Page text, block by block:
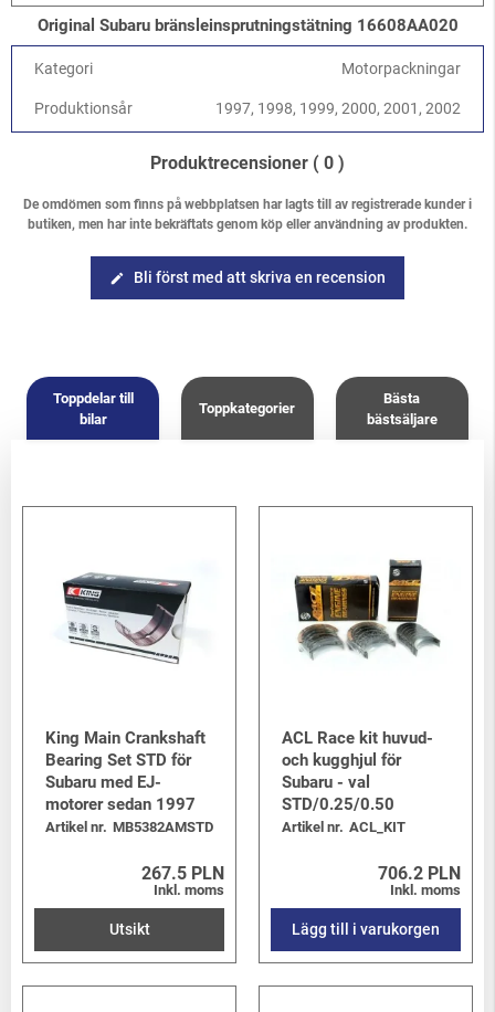
2.0 SOHC
Legacy/Outback-Legacy/Outback B11 (BD/BG) 1994-1998/
Forester-
2.0 SOHC
Forester-Forester S10 (SF) 1997-2002 /2.5 SOHC
Original Subaru bränsleinsprutningstätning 16608AA020
Kategori Motorpackningar
Produktionsår 1997, 1998, 1999, 2000, 2001, 2002
Produktrecensioner ( 0 )
De omdömen som finns på webbplatsen har lagts till av registrerade kunder i
butiken, men har inte bekräftats genom köp eller användning av produkten.
edit Bli först med att skriva en recension
Toppdelar till
bilar
Toppkategorier
Bästa
bästsäljare
King Main Crankshaft
Bearing Set STD för
Subaru med EJ-
motorer sedan 1997
Artikel nr. MB5382AMSTD
267.5 PLN
Inkl. moms
Utsikt
ACL Race kit huvud-
och kugghjul för
Subaru - val
STD/0.25/0.50
Artikel nr. ACL_KIT
706.2 PLN
Inkl. moms
Lägg till i varukorgen